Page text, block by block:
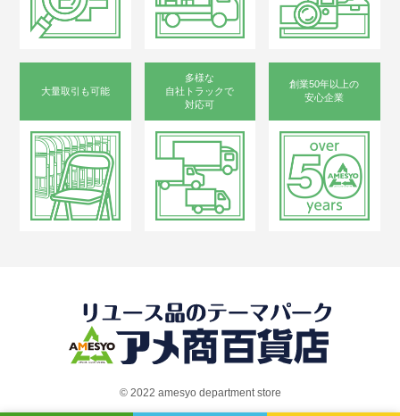
大量取引も可能
多様な
自社トラックで
対応可
創業50年以上の
安心企業
©︎ 2022 amesyo department store